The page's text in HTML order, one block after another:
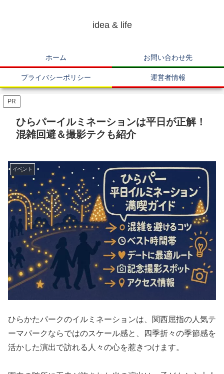
idea & life
ホーム お問い合わせ先
プライバシーポリシー 運営者情報
PR
ひらパーイルミネーションは平日が正解！
混雑回避＆撮影テクも紹介
イベント
ひらかたパークのイルミネーションは、関西屈指の人気テ
ーマパークならではのスケール感と、四季折々の季節感を
活かした演出で訪れる人々の心を惹きつけます。